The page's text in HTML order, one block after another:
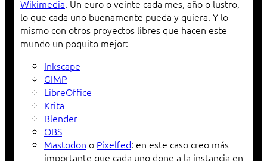
Wikimedia. Un euro o veinte cada mes, año o lustro,
lo que cada uno buenamente pueda y quiera. Y lo
mismo con otros proyectos libres que hacen este
mundo un poquito mejor:
Inkscape
GIMP
LibreOffice
Krita
Blender
OBS
Mastodon o Pixelfed: en este caso creo más
importante que cada uno done a la instancia en